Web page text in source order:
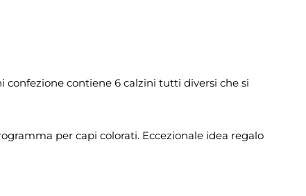
confezione contiene 6 calzini tutti diversi che si
per capi colorati. Eccezionale idea regalo